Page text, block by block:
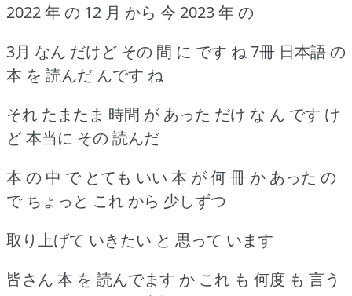
2022 年 の 12 月 から 今 2023 年 の
3月 なん だけど その 間 に です ね 7冊 日本語 の
本 を 読んだ んです ね
それ たまたま 時間 が あった だけ な ん です け
ど 本当に その 読んだ
本 の 中 で とても いい 本 が 何 冊 か あった の
で ちょっと これ から 少しずつ
取り上げて いきたい と 思って います
皆さん 本 を 読んでます か これ も 何度 も 言う